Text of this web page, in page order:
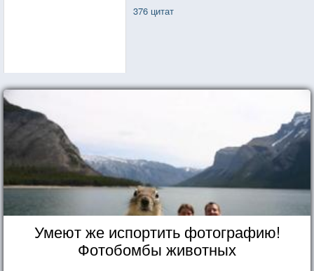
376 цитат
Умеют же испортить фотографию!
Фотобомбы животных